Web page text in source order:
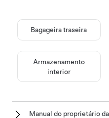
Bagageira traseira
Armazenamento
interior
Manual do proprietário